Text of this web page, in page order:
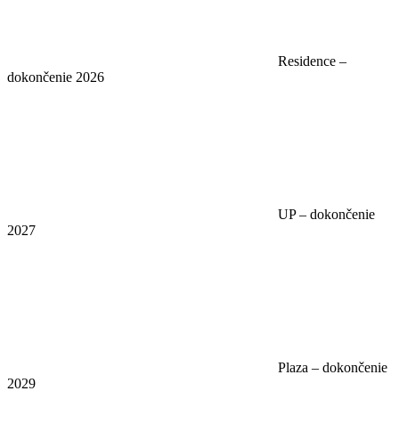
Residence –
dokončenie 2026
UP – dokončenie
2027
Plaza – dokončenie
2029